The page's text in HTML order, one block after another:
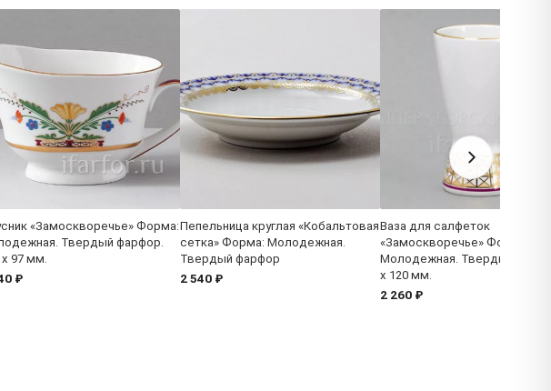
«Замоскворечье» Форма:
Твердый фарфор.
x 97 мм.
₽
Пепельница круглая «Кобальтовая
сетка» Форма: Молодежная.
Твердый фарфор
2 540 ₽
Ваза для салфеток
«Замоскворечье» Форма:
Молодежная. Твердый
x 120 мм.
2 260 ₽